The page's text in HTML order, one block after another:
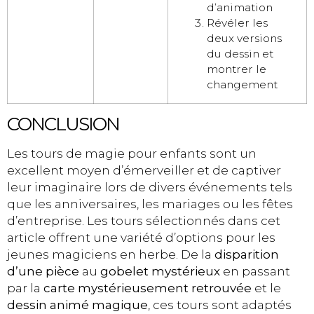
d’animation
Révéler les
deux versions
du dessin et
montrer le
changement
CONCLUSION
Les tours de magie pour enfants sont un
excellent moyen d’émerveiller et de captiver
leur imaginaire lors de divers événements tels
que les anniversaires, les mariages ou les fêtes
d’entreprise. Les tours sélectionnés dans cet
article offrent une variété d’options pour les
jeunes magiciens en herbe. De la disparition
d’une pièce au gobelet mystérieux en passant
par la carte mystérieusement retrouvée et le
dessin animé magique, ces tours sont adaptés